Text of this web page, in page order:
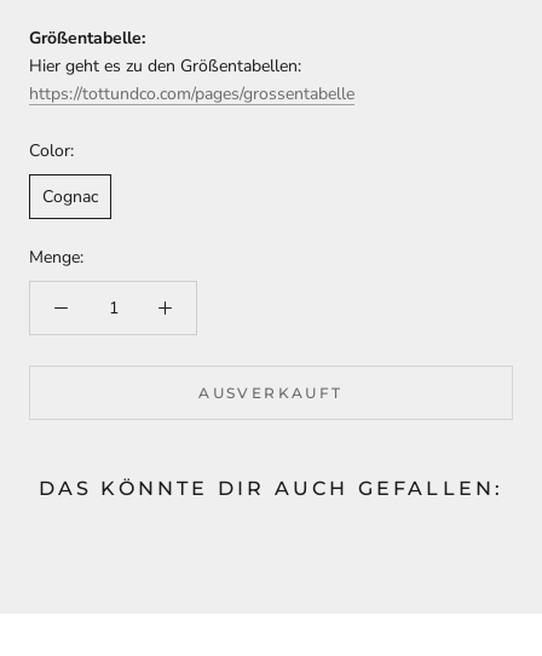
Größentabelle:
Hier geht es zu den Größentabellen:
https://tottundco.com/pages/grossentabelle
Color:
Cognac
Menge:
AUSVERKAUFT
DAS KÖNNTE DIR AUCH GEFALLEN: